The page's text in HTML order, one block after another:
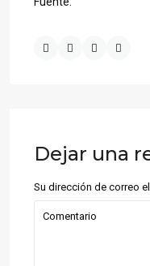
Dejar una
Su dirección de correo